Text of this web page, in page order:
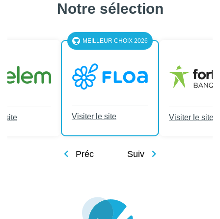
Notre sélection
site
MEILLEUR CHOIX 2026
Visiter le site Visiter le site
Préc Suiv